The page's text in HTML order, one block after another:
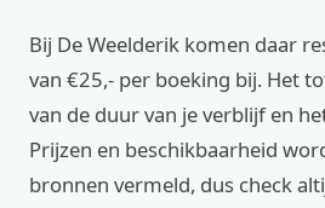
Bij De Weelderik komen daar
van €25,- per boeking bij. Het
van de duur van je verblijf en
Prijzen en beschikbaarheid
bronnen vermeld, dus check